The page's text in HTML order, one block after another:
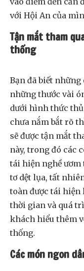
với Hội An của
Tận mắt tham
thống
Bạn đã biết những
những thước vài
dưới hình thức thủ
chưa nắm bắt rõ
sẽ được tận mắt
này, trong đó các
tái hiện nghề ươm
tơ dệt lụa, tất
toàn được tái hiện
thời gian và quá
khách hiểu thêm
thống.
Các món ngon